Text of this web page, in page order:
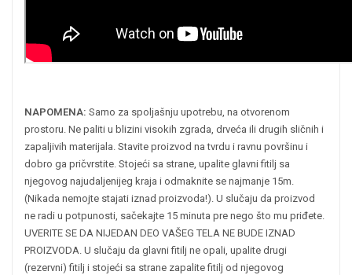
NAPOMENA: Samo za spoljašnju upotrebu, na otvorenom
prostoru. Ne paliti u blizini visokih zgrada, drveća ili drugih sličnih i
zapaljivih materijala. Stavite proizvod na tvrdu i ravnu površinu i
dobro ga pričvrstite. Stojeći sa strane, upalite glavni fitilj sa
njegovog najudaljenijeg kraja i odmaknite se najmanje 15m.
(Nikada nemojte stajati iznad proizvoda!). U slučaju da proizvod
ne radi u potpunosti, sačekajte 15 minuta pre nego što mu priđete.
UVERITE SE DA NIJEDAN DEO VAŠEG TELA NE BUDE IZNAD
PROIZVODA. U slučaju da glavni fitilj ne opali, upalite drugi
(rezervni) fitilj i stojeći sa strane zapalite fitilj od njegovog